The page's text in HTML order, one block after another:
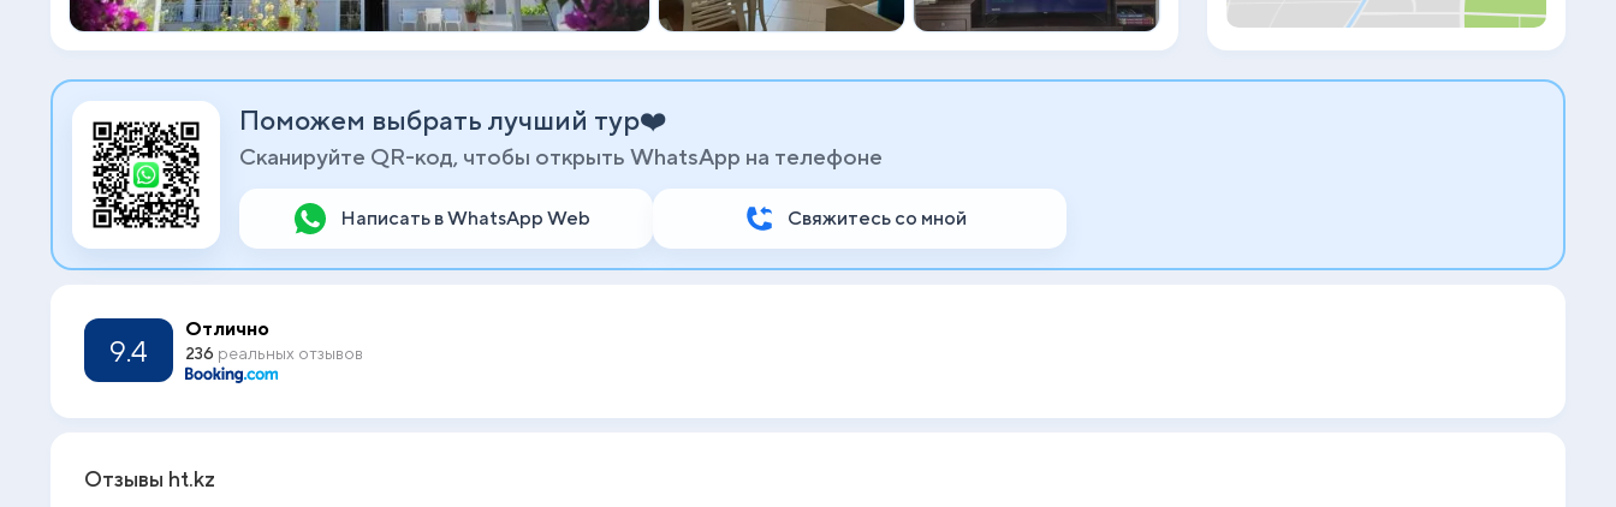
и кондиционер. В определенных номерах
имеется гостиная зона. Гостям Villa
August Ksamil предоставляются
Поможем выбрать лучший тур❤️
Сканируйте QR-код, чтобы открыть WhatsApp на телефоне
Написать в WhatsApp Web Свяжитесь со мной
9.4
Отлично
236 реальных отзывов
Отзывы ht.kz